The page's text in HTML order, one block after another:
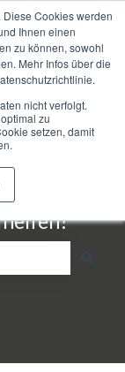
Diese Cookies werden
Ihnen einen
zu können, sowohl
Mehr Infos über die
nicht verfolgt.
zu
setzen, damit
anzeigen
Unterstützung